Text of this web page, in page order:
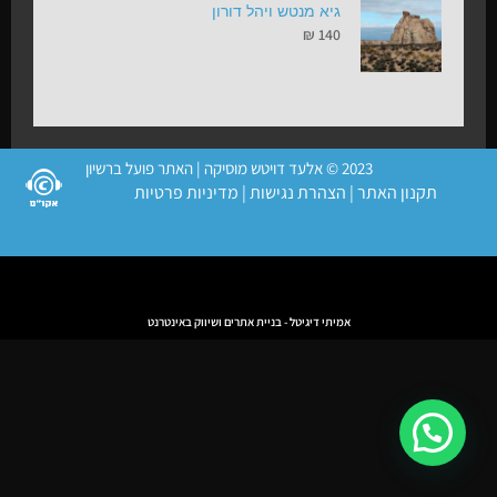
גיא מנטש ויהל דורון
₪ 140
2023 © אלעד דויטש מוסיקה | האתר פועל ברשיון
תקנון האתר| הצהרת נגישות| מדיניות פרטיות
אמיתי דיגיטל - בניית אתרים ושיווק באינטרנט